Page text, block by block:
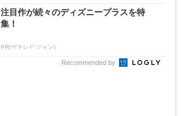
注目作が続々のディズニープラスを特
集！
PR(ザテレビジョン)
Recommended by